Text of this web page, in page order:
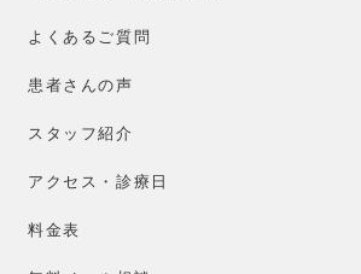
よくあるご質問
患者さんの声
スタッフ紹介
アクセス・診療日
料金表